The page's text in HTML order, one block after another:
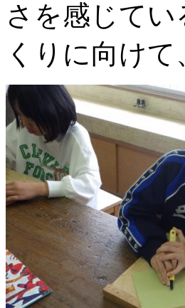
さを感じて
くりに向け